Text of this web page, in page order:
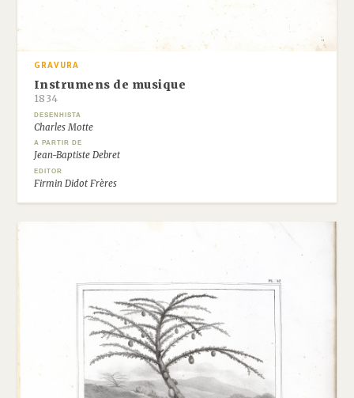
GRAVURA
Instrumens de musique
1834
DESENHISTA
Charles Motte
A PARTIR DE
Jean-Baptiste Debret
EDITOR
Firmin Didot Frères